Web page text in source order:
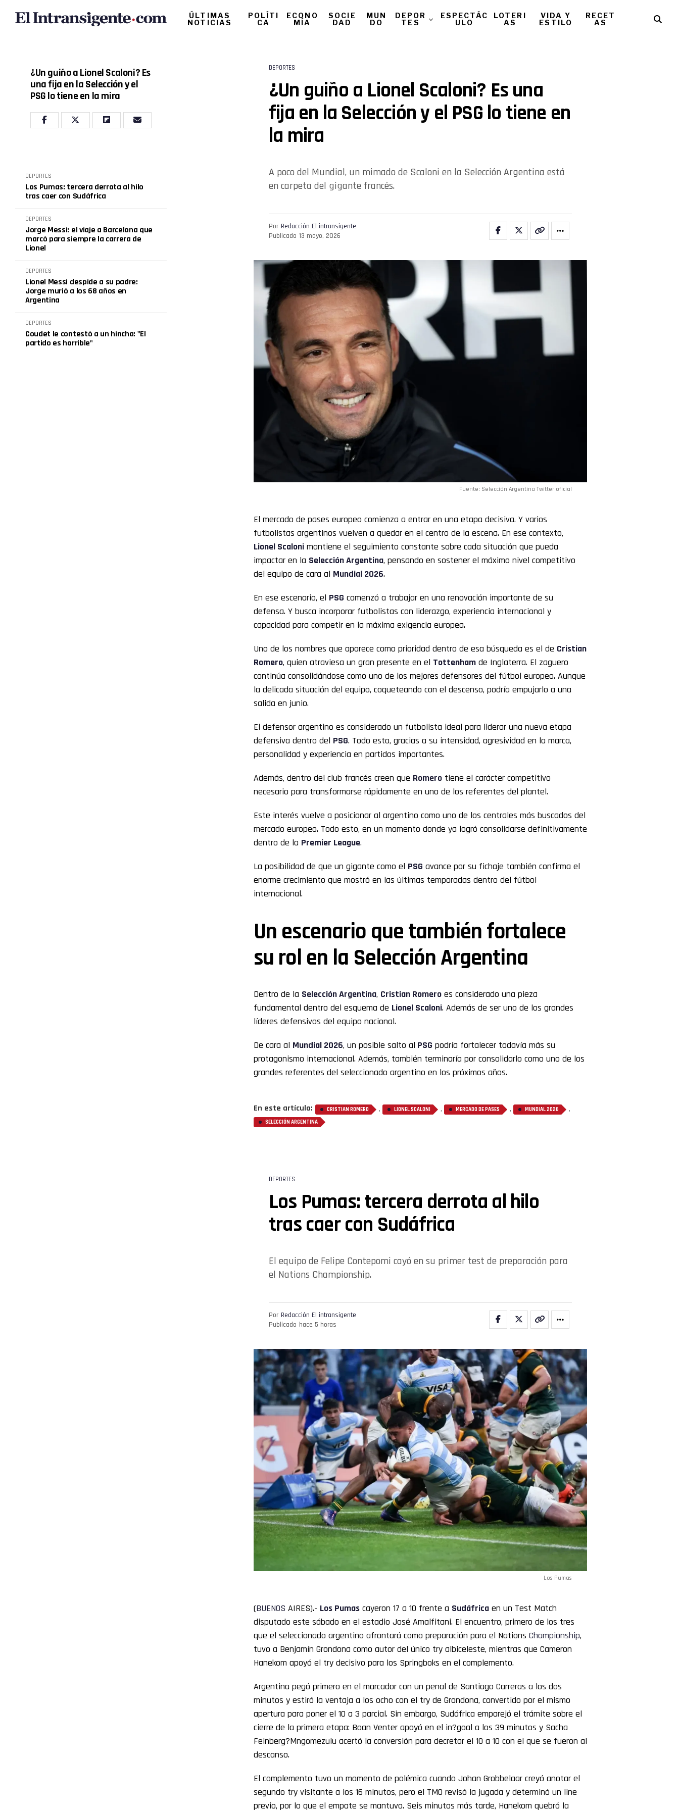
ÚLTIMAS
NOTICIAS
POLÍTI
CA
ECONO
MÍA
SOCIE
DAD
MUN
DO
DEPOR
TES
ESPECTÁC
ULO
LOTERI
AS
VIDA Y
ESTILO
RECET
AS
¿Un guiño a Lionel Scaloni? Es
una fija en la Selección y el
PSG lo tiene en la mira
DEPORTES
Los Pumas: tercera derrota al hilo
tras caer con Sudáfrica
DEPORTES
Jorge Messi: el viaje a Barcelona que
marcó para siempre la carrera de
Lionel
DEPORTES
Lionel Messi despide a su padre:
Jorge murió a los 68 años en
Argentina
DEPORTES
Coudet le contestó a un hincha: "El
partido es horrible"
DEPORTES
¿Un guiño a Lionel Scaloni? Es una
fija en la Selección y el PSG lo tiene en
la mira
A poco del Mundial, un mimado de Scaloni en la Selección Argentina está
en carpeta del gigante francés.
Por Redacción El intransigente
Publicado 13 mayo, 2026
Fuente: Selección Argentina Twitter oficial
El mercado de pases europeo comienza a entrar en una etapa decisiva. Y varios
futbolistas argentinos vuelven a quedar en el centro de la escena. En ese contexto,
Lionel Scaloni mantiene el seguimiento constante sobre cada situación que pueda
impactar en la Selección Argentina, pensando en sostener el máximo nivel competitivo
del equipo de cara al Mundial 2026.
En ese escenario, el PSG comenzó a trabajar en una renovación importante de su
defensa. Y busca incorporar futbolistas con liderazgo, experiencia internacional y
capacidad para competir en la máxima exigencia europea.
Uno de los nombres que aparece como prioridad dentro de esa búsqueda es el de Cristian
Romero, quien atraviesa un gran presente en el Tottenham de Inglaterra. El zaguero
continúa consolidándose como uno de los mejores defensores del fútbol europeo. Aunque
la delicada situación del equipo, coqueteando con el descenso, podría empujarlo a una
salida en junio.
El defensor argentino es considerado un futbolista ideal para liderar una nueva etapa
defensiva dentro del PSG. Todo esto, gracias a su intensidad, agresividad en la marca,
personalidad y experiencia en partidos importantes.
Además, dentro del club francés creen que Romero tiene el carácter competitivo
necesario para transformarse rápidamente en uno de los referentes del plantel.
Este interés vuelve a posicionar al argentino como uno de los centrales más buscados del
mercado europeo. Todo esto, en un momento donde ya logró consolidarse definitivamente
dentro de la Premier League.
La posibilidad de que un gigante como el PSG avance por su fichaje también confirma el
enorme crecimiento que mostró en las últimas temporadas dentro del fútbol
internacional.
Un escenario que también fortalece
su rol en la Selección Argentina
Dentro de la Selección Argentina, Cristian Romero es considerado una pieza
fundamental dentro del esquema de Lionel Scaloni. Además de ser uno de los grandes
líderes defensivos del equipo nacional.
De cara al Mundial 2026, un posible salto al PSG podría fortalecer todavía más su
protagonismo internacional. Además, también terminaría por consolidarlo como uno de los
grandes referentes del seleccionado argentino en los próximos años.
En este artículo: CRISTIAN ROMERO , LIONEL SCALONI , MERCADO DE PASES , MUNDIAL 2026 ,
SELECCIÓN ARGENTINA
DEPORTES
Los Pumas: tercera derrota al hilo
tras caer con Sudáfrica
El equipo de Felipe Contepomi cayó en su primer test de preparación para
el Nations Championship.
Por Redacción El intransigente
Publicado hace 5 horas
Los Pumas
(BUENOS AIRES).- Los Pumas cayeron 17 a 10 frente a Sudáfrica en un Test Match
disputado este sábado en el estadio José Amalfitani. El encuentro, primero de los tres
que el seleccionado argentino afrontará como preparación para el Nations Championship,
tuvo a Benjamín Grondona como autor del único try albiceleste, mientras que Cameron
Hanekom apoyó el try decisivo para los Springboks en el complemento.
Argentina pegó primero en el marcador con un penal de Santiago Carreras a los dos
minutos y estiró la ventaja a los ocho con el try de Grondona, convertido por el mismo
apertura para poner el 10 a 3 parcial. Sin embargo, Sudáfrica emparejó el trámite sobre el
cierre de la primera etapa: Boan Venter apoyó en el in?goal a los 39 minutos y Sacha
Feinberg?Mngomezulu acertó la conversión para decretar el 10 a 10 con el que se fueron al
descanso.
El complemento tuvo un momento de polémica cuando Johan Grobbelaar creyó anotar el
segundo try visitante a los 16 minutos, pero el TMO revisó la jugada y determinó un line
previo, por lo que el empate se mantuvo. Seis minutos más tarde, Hanekom quebró la